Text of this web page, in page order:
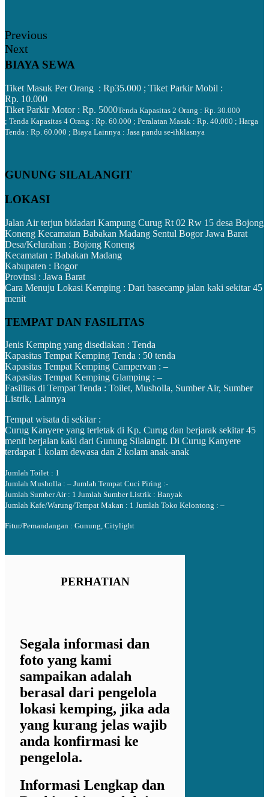
Previous
Next
BIAYA SEWA
Tiket Masuk Per Orang : Rp35.000 ; Tiket Parkir Mobil :
Rp. 10.000
Tiket Parkir Motor : Rp. 5000Tenda Kapasitas 2 Orang : Rp. 30.000
; Tenda Kapasitas 4 Orang : Rp. 60.000 ; Peralatan Masak : Rp. 40.000 ; Harga
Tenda : Rp. 60.000 ; Biaya Lainnya : Jasa pandu se-ihklasnya
GUNUNG SILALANGIT
LOKASI
Jalan Air terjun bidadari Kampung Curug Rt 02 Rw 15 desa Bojong
Koneng Kecamatan Babakan Madang Sentul Bogor Jawa Barat
Desa/Kelurahan : Bojong Koneng
Kecamatan : Babakan Madang
Kabupaten : Bogor
Provinsi : Jawa Barat
Cara Menuju Lokasi Kemping : Dari basecamp jalan kaki sekitar 45
menit
TEMPAT DAN FASILITAS
Jenis Kemping yang disediakan : Tenda
Kapasitas Tempat Kemping Tenda : 50 tenda
Kapasitas Tempat Kemping Campervan : –
Kapasitas Tempat Kemping Glamping : –
Fasilitas di Tempat Tenda : Toilet, Musholla, Sumber Air, Sumber
Listrik, Lainnya
Tempat wisata di sekitar :
Curug Kanyere yang terletak di Kp. Curug dan berjarak sekitar 45
menit berjalan kaki dari Gunung Silalangit. Di Curug Kanyere
terdapat 1 kolam dewasa dan 2 kolam anak-anak
Jumlah Toilet : 1
Jumlah Musholla : – Jumlah Tempat Cuci Piring :-
Jumlah Sumber Air : 1 Jumlah Sumber Listrik : Banyak
Jumlah Kafe/Warung/Tempat Makan : 1 Jumlah Toko Kelontong : –
Fitur/Pemandangan : Gunung, Citylight
PERHATIAN
Segala informasi dan
foto yang kami
sampaikan adalah
berasal dari pengelola
lokasi kemping, jika ada
yang kurang jelas wajib
anda konfirmasi ke
pengelola.
Informasi Lengkap dan